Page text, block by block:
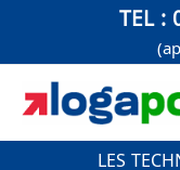
contenu
TEL :
LES